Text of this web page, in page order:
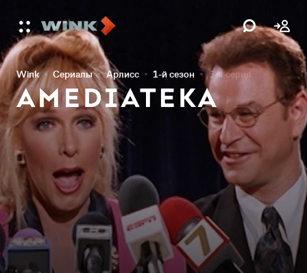
Wink Сериалы Арлисс 1-й сезон 5-я серия